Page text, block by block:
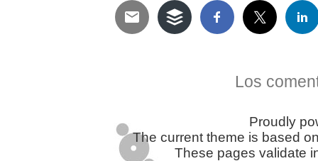
Los
Proudly
The current theme is based
These pages validate